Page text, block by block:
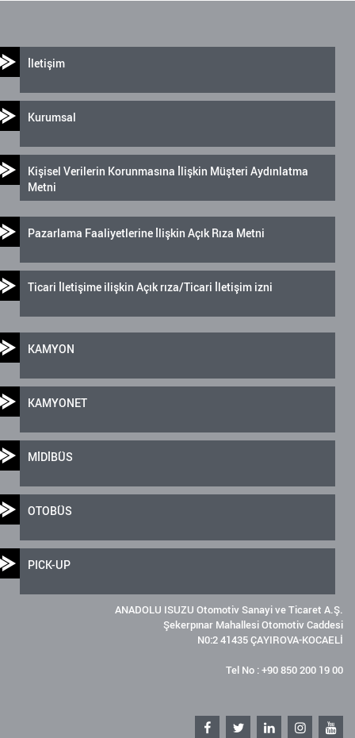
İletişim
Kurumsal
Kişisel Verilerin Korunmasına İlişkin Müşteri Aydınlatma
Metni
Pazarlama Faaliyetlerine İlişkin Açık Rıza Metni
Ticari İletişime ilişkin Açık rıza/Ticari İletişim izni
KAMYON
KAMYONET
MİDİBÜS
OTOBÜS
PICK-UP
ANADOLU ISUZU Otomotiv Sanayi ve Ticaret A.Ş.
Şekerpınar Mahallesi Otomotiv Caddesi
N0:2 41435 ÇAYIROVA-KOCAELİ
Tel No : +90 850 200 19 00